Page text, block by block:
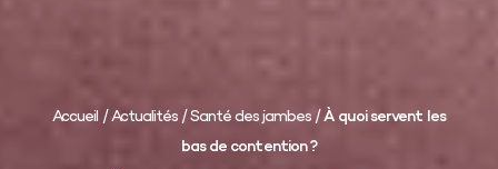
Accueil /Actualités/Santé des jambes/À quoi servent les
bas de contention ?